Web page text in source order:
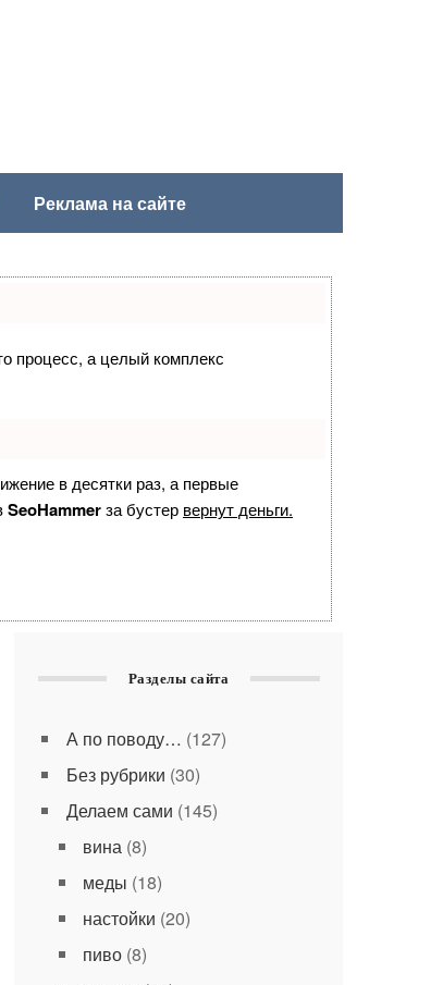
Реклама на сайте
процесс, а целый комплекс
в десятки раз, а первые
SeoHammerза бустер вернут деньги.
Разделы сайта
А по поводу… (127)
Без рубрики (30)
Делаем сами (145)
вина(8)
меды (18)
настойки (20)
пиво(8)